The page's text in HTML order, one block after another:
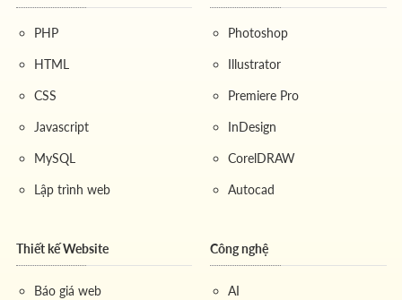
PHP
HTML
CSS
Javascript
MySQL
Lập trình web
Photoshop
Illustrator
Premiere Pro
InDesign
CorelDRAW
Autocad
Thiết kế Website
Báo giá web
Công nghệ
AI